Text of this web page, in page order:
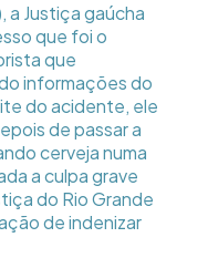
a Justiça gaúcha
que foi o
que
informações do
do acidente, ele
de passar a
cerveja numa
a culpa grave
do Rio Grande
de indenizar